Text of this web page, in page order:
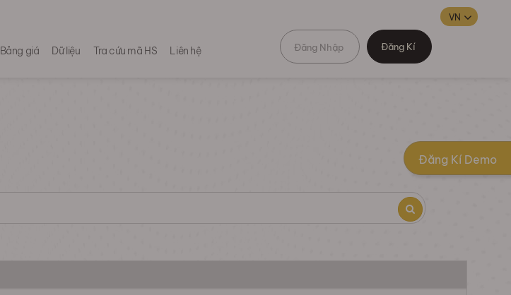
Bảng giá Dữ liệu Tra cứu mã HS Liên hệ Đăng Nhập Đăng Kí
Đăng Kí Demo